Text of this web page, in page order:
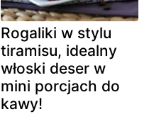
Rogaliki w stylu
tiramisu, idealny
włoski deser w
mini porcjach do
kawy!